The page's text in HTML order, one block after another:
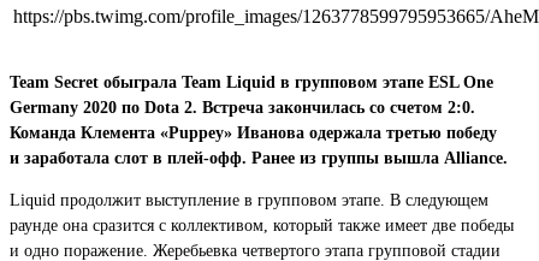
https://pbs.twimg.com/profile_images/1263778599795953665/
Team Secret обыграла Team Liquid в групповом этапе ESL One
Germany 2020 по Dota 2. Встреча закончилась со счетом 2:0.
Команда Клемента «Puppey» Иванова одержала третью победу
и заработала слот в плей-офф. Ранее из группы вышла Alliance.
Liquid продолжит выступление в групповом этапе. В следующем
раунде она сразится с коллективом, который также имеет две победы
и одно поражение. Жеребьевка четвертого этапа групповой стадии